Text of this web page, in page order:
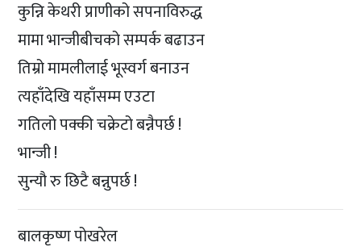
कुन्नि केथरी प्राणीको सपनाविरुद्ध
मामा भान्जीबीचको सम्पर्क बढाउन
तिम्रो मामलीलाई भूस्वर्ग बनाउन
त्यहाँदेखि यहाँसम्म एउटा
गतिलो पक्की चक्रेटो बन्नैपर्छ !
भान्जी !
सुन्यौ रु छिटै बन्नुपर्छ !
बालकृष्ण पोखरेल